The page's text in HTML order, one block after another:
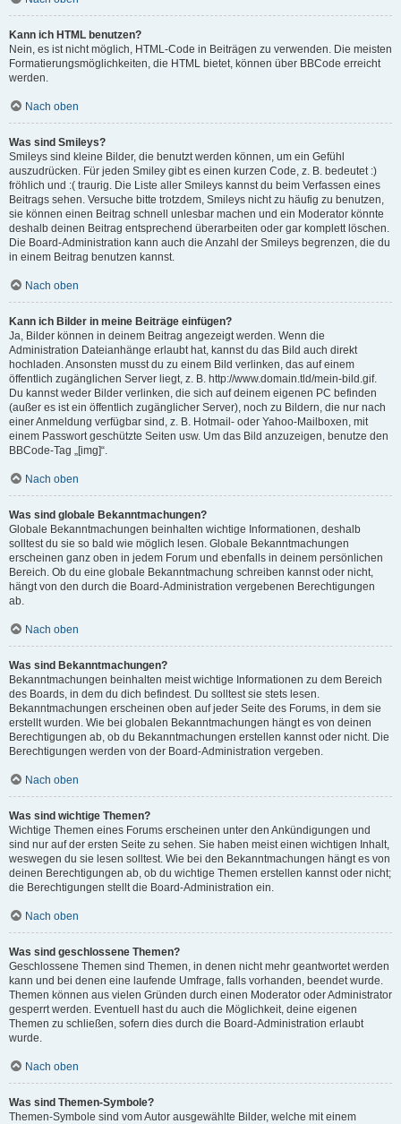
Kann ich HTML benutzen?
Nein, es ist nicht möglich, HTML-Code in Beiträgen zu verwenden. Die meisten
Formatierungsmöglichkeiten, die HTML bietet, können über BBCode erreicht
werden.
Nach oben
Was sind Smileys?
Smileys sind kleine Bilder, die benutzt werden können, um ein Gefühl
auszudrücken. Für jeden Smiley gibt es einen kurzen Code, z. B. bedeutet :)
fröhlich und :( traurig. Die Liste aller Smileys kannst du beim Verfassen eines
Beitrags sehen. Versuche bitte trotzdem, Smileys nicht zu häufig zu benutzen,
sie können einen Beitrag schnell unlesbar machen und ein Moderator könnte
deshalb deinen Beitrag entsprechend überarbeiten oder gar komplett löschen.
Die Board-Administration kann auch die Anzahl der Smileys begrenzen, die du
in einem Beitrag benutzen kannst.
Nach oben
Kann ich Bilder in meine Beiträge einfügen?
Ja, Bilder können in deinem Beitrag angezeigt werden. Wenn die
Administration Dateianhänge erlaubt hat, kannst du das Bild auch direkt
hochladen. Ansonsten musst du zu einem Bild verlinken, das auf einem
öffentlich zugänglichen Server liegt, z. B. http://www.domain.tld/mein-bild.gif.
Du kannst weder Bilder verlinken, die sich auf deinem eigenen PC befinden
(außer es ist ein öffentlich zugänglicher Server), noch zu Bildern, die nur nach
einer Anmeldung verfügbar sind, z. B. Hotmail- oder Yahoo-Mailboxen, mit
einem Passwort geschützte Seiten usw. Um das Bild anzuzeigen, benutze den
BBCode-Tag „[img]“.
Nach oben
Was sind globale Bekanntmachungen?
Globale Bekanntmachungen beinhalten wichtige Informationen, deshalb
solltest du sie so bald wie möglich lesen. Globale Bekanntmachungen
erscheinen ganz oben in jedem Forum und ebenfalls in deinem persönlichen
Bereich. Ob du eine globale Bekanntmachung schreiben kannst oder nicht,
hängt von den durch die Board-Administration vergebenen Berechtigungen
ab.
Nach oben
Was sind Bekanntmachungen?
Bekanntmachungen beinhalten meist wichtige Informationen zu dem Bereich
des Boards, in dem du dich befindest. Du solltest sie stets lesen.
Bekanntmachungen erscheinen oben auf jeder Seite des Forums, in dem sie
erstellt wurden. Wie bei globalen Bekanntmachungen hängt es von deinen
Berechtigungen ab, ob du Bekanntmachungen erstellen kannst oder nicht. Die
Berechtigungen werden von der Board-Administration vergeben.
Nach oben
Was sind wichtige Themen?
Wichtige Themen eines Forums erscheinen unter den Ankündigungen und
sind nur auf der ersten Seite zu sehen. Sie haben meist einen wichtigen Inhalt,
weswegen du sie lesen solltest. Wie bei den Bekanntmachungen hängt es von
deinen Berechtigungen ab, ob du wichtige Themen erstellen kannst oder nicht;
die Berechtigungen stellt die Board-Administration ein.
Nach oben
Was sind geschlossene Themen?
Geschlossene Themen sind Themen, in denen nicht mehr geantwortet werden
kann und bei denen eine laufende Umfrage, falls vorhanden, beendet wurde.
Themen können aus vielen Gründen durch einen Moderator oder Administrator
gesperrt werden. Eventuell hast du auch die Möglichkeit, deine eigenen
Themen zu schließen, sofern dies durch die Board-Administration erlaubt
wurde.
Nach oben
Was sind Themen-Symbole?
Themen-Symbole sind vom Autor ausgewählte Bilder, welche mit einem